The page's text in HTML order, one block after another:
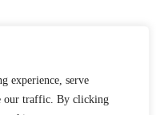
experience, serve
our traffic. By clicking